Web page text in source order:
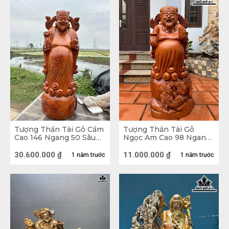
Tượng Tam Đa Phúc Lộc Thọ gỗ nu Hương
Tượng Thần Tài Gỗ Cẩm
Cao 146 Ngang 50 Sâu
1 năm trước
30.600.000 ₫
Tượng Thần Tài Gỗ
Ngọc Am Cao 98 Ngang
1 năm trước
11.000.000 ₫